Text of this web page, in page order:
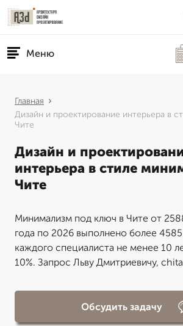
Меню
Главная
Дизайн и проектирование интерьера в
Чите
Дизайн и
интерьера в стиле
Чите
Минимализм под ключ в Чите от
года по 2026 выполнено более
каждого специалиста не менее 10
10%. Запрос Льву Дмитриевичу,
Обсудить задачу